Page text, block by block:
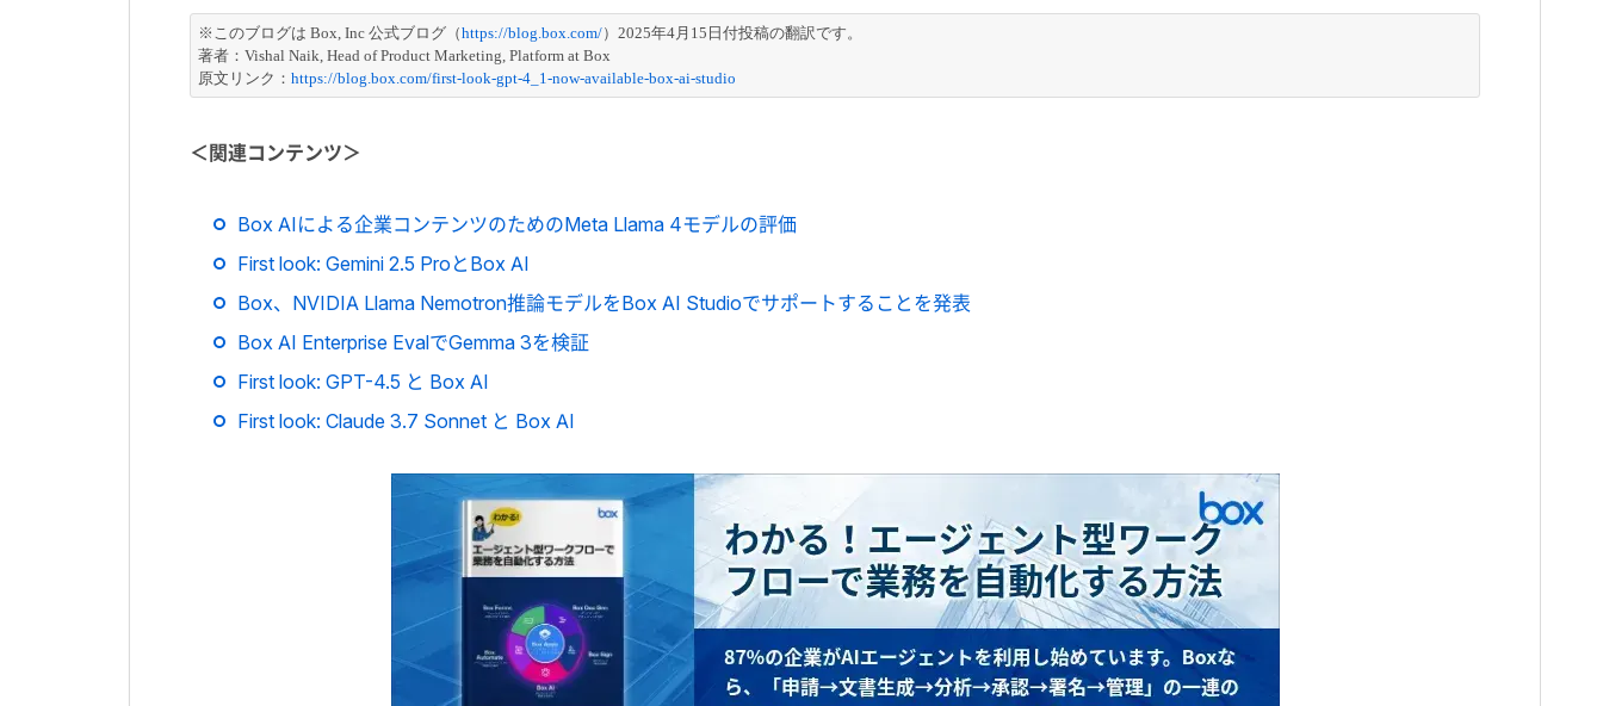
※このブログは Box, Inc 公式ブログ（https://blog.box.com/）2025年4月15日付投稿の翻訳です。
著者： Vishal Naik, Head of Product Marketing, Platform at Box
原文リンク： https://blog.box.com/first-look-gpt-4_1-now-available-box-ai-studio
＜関連コンテンツ＞
Box AIによる企業コンテンツのためのMeta Llama 4モデルの評価
First look: Gemini 2.5 ProとBox AI
Box、NVIDIA Llama Nemotron推論モデルをBox AI Studioでサポートすることを発表
Box AI Enterprise EvalでGemma 3を検証
First look: GPT-4.5 と Box AI
First look: Claude 3.7 Sonnet と Box AI